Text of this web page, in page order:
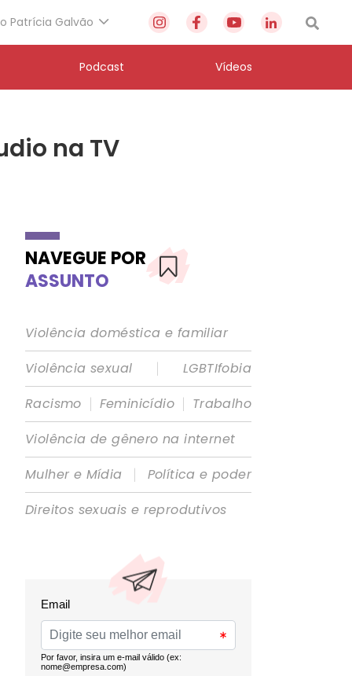
Patrícia Galvão
Podcast Vídeos
na TV
NAVEGUE POR
ASSUNTO
Violência doméstica e familiar
Violência sexual
|
LGBTIfobia
Racismo | Feminicídio | Trabalho
Violência de gênero na internet
Mulher e Mídia
|
Política e poder
Direitos sexuais e reprodutivos